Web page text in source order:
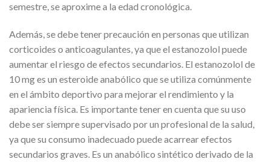
semestre, se aproxime a la edad cronológica.
Además, se debe tener precaución en personas que utilizan
corticoides o anticoagulantes, ya que el estanozolol puede
aumentar el riesgo de efectos secundarios. El estanozolol de
10 mg es un esteroide anabólico que se utiliza comúnmente
en el ámbito deportivo para mejorar el rendimiento y la
apariencia física. Es importante tener en cuenta que su uso
debe ser siempre supervisado por un profesional de la salud,
ya que su consumo inadecuado puede acarrear efectos
secundarios graves. Es un anabólico sintético derivado de la